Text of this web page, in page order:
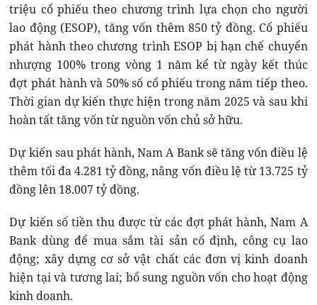
triệu cổ phiếu theo chương trình lựa chọn cho người
lao động (ESOP), tăng vốn thêm 850 tỷ đồng. Cổ phiếu
phát hành theo chương trình ESOP bị hạn chế chuyển
nhượng 100% trong vòng 1 năm kể từ ngày kết thúc
đợt phát hành và 50% số cổ phiếu trong năm tiếp theo.
Thời gian dự kiến thực hiện trong năm 2025 và sau khi
hoàn tất tăng vốn từ nguồn vốn chủ sở hữu.
Dự kiến sau phát hành, Nam A Bank sẽ tăng vốn điều lệ
thêm tối đa 4.281 tỷ đồng, nâng vốn điều lệ từ 13.725 tỷ
đồng lên 18.007 tỷ đồng.
Dự kiến số tiền thu được từ các đợt phát hành, Nam A
Bank dùng để mua sắm tài sản cố định, công cụ lao
động; xây dựng cơ sở vật chất các đơn vị kinh doanh
hiện tại và tương lai; bổ sung nguồn vốn cho hoạt động
kinh doanh.